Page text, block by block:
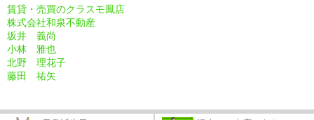
賃貸・売買のクラスモ鳳店
株式会社和泉不動産
坂井 義尚
小林 雅也
北野 理花子
藤田 祐矢